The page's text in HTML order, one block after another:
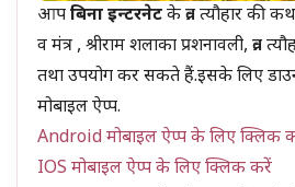
आपबिना इन्टरनेटके व्रत त्यौहार की
व मंत्र , श्रीराम शलाका प्रशनावली, व्रत
तथा उपयोग कर सकते हैं.इसके लिए
मोबाइल ऐप्प.
Android मोबाइल ऐप्प के लिए क्लिक
IOS मोबाइल ऐप्प के लिए क्लिक करें